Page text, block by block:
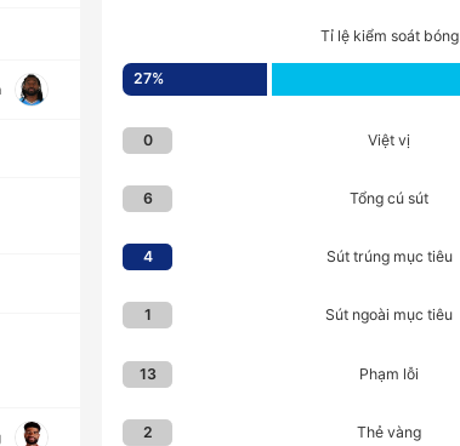
Tỉ lệ kiểm soát bóng
27%
0 Việt vị
6 Tổng cú sút
4 Sút trúng mục tiêu
1 Sút ngoài mục tiêu
13 Phạm lỗi
2 Thẻ vàng